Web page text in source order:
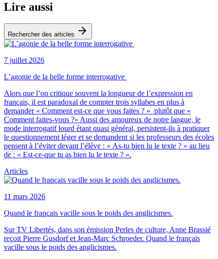
Lire aussi
Rechercher des articles
7 juillet 2026
L’agonie de la belle forme interrogative
Alors que l’on critique souvent la longueur de l’expression en
français, il est paradoxal de compter trois syllabes en plus à
demander « Comment est-ce que vous faites ? » plutôt que «
Comment faites-vous ?» Aussi des amoureux de notre langue, le
mode interrogatif lourd étant quasi général, persistent-ils à pratiquer
le questionnement léger et se demandent si les professeurs des écoles
pensent à l’éviter devant l’élève : « As-tu bien lu le texte ? » au lieu
de : « Est-ce-que tu as bien lu le texte ? ».
Articles
11 mars 2026
Quand le français vacille sous le poids des anglicismes.
Sur TV Libertés, dans son émission Perles de culture, Anne Brassié
reçoit Pierre Gusdorf et Jean-Marc Schroeder. Quand le français
vacille sous le poids des anglicismes.